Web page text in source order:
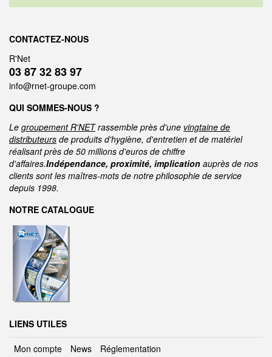
CONTACTEZ-NOUS
R'Net
03 87 32 83 97
info@rnet-groupe.com
QUI SOMMES-NOUS ?
Le groupement R'NETrassemble près d'une vingtaine de
distributeurs de produits d'hygiène, d'entretien et de matériel
réalisant près de 50 millions d'euros de chiffre
d'affaires.Indépendance, proximité, implication auprès de nos
clients sont les maîtres-mots de notre philosophie de service
depuis 1998.
NOTRE CATALOGUE
LIENS UTILES
Mon compte News Réglementation